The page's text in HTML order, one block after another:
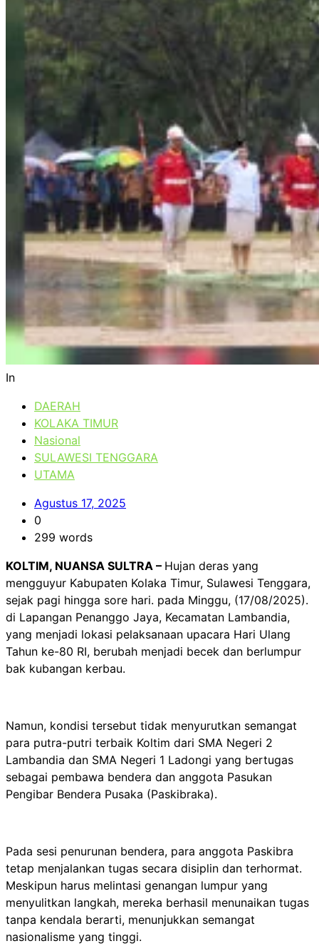
In
DAERAH
KOLAKA TIMUR
Nasional
SULAWESI TENGGARA
UTAMA
Agustus 17, 2025
0
299 words
KOLTIM, NUANSA SULTRA – Hujan deras yang
mengguyur Kabupaten Kolaka Timur, Sulawesi Tenggara,
sejak pagi hingga sore hari. pada Minggu, (17/08/2025).
di Lapangan Penanggo Jaya, Kecamatan Lambandia,
yang menjadi lokasi pelaksanaan upacara Hari Ulang
Tahun ke-80 RI, berubah menjadi becek dan berlumpur
bak kubangan kerbau.
Namun, kondisi tersebut tidak menyurutkan semangat
para putra-putri terbaik Koltim dari SMA Negeri 2
Lambandia dan SMA Negeri 1 Ladongi yang bertugas
sebagai pembawa bendera dan anggota Pasukan
Pengibar Bendera Pusaka (Paskibraka).
Pada sesi penurunan bendera, para anggota Paskibra
tetap menjalankan tugas secara disiplin dan terhormat.
Meskipun harus melintasi genangan lumpur yang
menyulitkan langkah, mereka berhasil menunaikan tugas
tanpa kendala berarti, menunjukkan semangat
nasionalisme yang tinggi.